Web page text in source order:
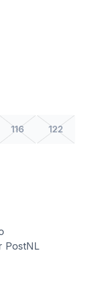
116 122
PostNL